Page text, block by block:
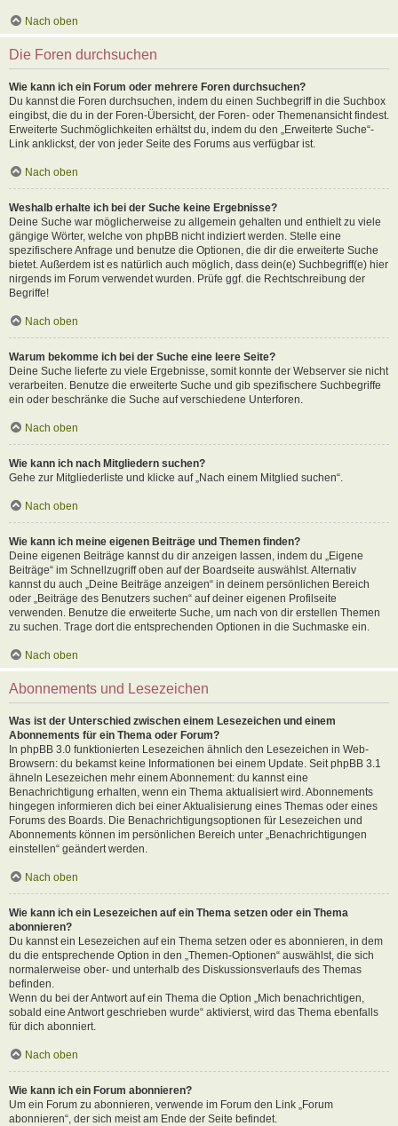
Nach oben
Die Foren durchsuchen
Wie kann ich ein Forum oder mehrere Foren durchsuchen?
Du kannst die Foren durchsuchen, indem du einen Suchbegriff in die Suchbox
eingibst, die du in der Foren-Übersicht, der Foren- oder Themenansicht findest.
Erweiterte Suchmöglichkeiten erhältst du, indem du den „Erweiterte Suche“-
Link anklickst, der von jeder Seite des Forums aus verfügbar ist.
Nach oben
Weshalb erhalte ich bei der Suche keine Ergebnisse?
Deine Suche war möglicherweise zu allgemein gehalten und enthielt zu viele
gängige Wörter, welche von phpBB nicht indiziert werden. Stelle eine
spezifischere Anfrage und benutze die Optionen, die dir die erweiterte Suche
bietet. Außerdem ist es natürlich auch möglich, dass dein(e) Suchbegriff(e) hier
nirgends im Forum verwendet wurden. Prüfe ggf. die Rechtschreibung der
Begriffe!
Nach oben
Warum bekomme ich bei der Suche eine leere Seite?
Deine Suche lieferte zu viele Ergebnisse, somit konnte der Webserver sie nicht
verarbeiten. Benutze die erweiterte Suche und gib spezifischere Suchbegriffe
ein oder beschränke die Suche auf verschiedene Unterforen.
Nach oben
Wie kann ich nach Mitgliedern suchen?
Gehe zur Mitgliederliste und klicke auf „Nach einem Mitglied suchen“.
Nach oben
Wie kann ich meine eigenen Beiträge und Themen finden?
Deine eigenen Beiträge kannst du dir anzeigen lassen, indem du „Eigene
Beiträge“ im Schnellzugriff oben auf der Boardseite auswählst. Alternativ
kannst du auch „Deine Beiträge anzeigen“ in deinem persönlichen Bereich
oder „Beiträge des Benutzers suchen“ auf deiner eigenen Profilseite
verwenden. Benutze die erweiterte Suche, um nach von dir erstellen Themen
zu suchen. Trage dort die entsprechenden Optionen in die Suchmaske ein.
Nach oben
Abonnements und Lesezeichen
Was ist der Unterschied zwischen einem Lesezeichen und einem
Abonnements für ein Thema oder Forum?
In phpBB 3.0 funktionierten Lesezeichen ähnlich den Lesezeichen in Web-
Browsern: du bekamst keine Informationen bei einem Update. Seit phpBB 3.1
ähneln Lesezeichen mehr einem Abonnement: du kannst eine
Benachrichtigung erhalten, wenn ein Thema aktualisiert wird. Abonnements
hingegen informieren dich bei einer Aktualisierung eines Themas oder eines
Forums des Boards. Die Benachrichtigungsoptionen für Lesezeichen und
Abonnements können im persönlichen Bereich unter „Benachrichtigungen
einstellen“ geändert werden.
Nach oben
Wie kann ich ein Lesezeichen auf ein Thema setzen oder ein Thema
abonnieren?
Du kannst ein Lesezeichen auf ein Thema setzen oder es abonnieren, in dem
du die entsprechende Option in den „Themen-Optionen“ auswählst, die sich
normalerweise ober- und unterhalb des Diskussionsverlaufs des Themas
befinden.
Wenn du bei der Antwort auf ein Thema die Option „Mich benachrichtigen,
sobald eine Antwort geschrieben wurde“ aktivierst, wird das Thema ebenfalls
für dich abonniert.
Nach oben
Wie kann ich ein Forum abonnieren?
Um ein Forum zu abonnieren, verwende im Forum den Link „Forum
abonnieren“, der sich meist am Ende der Seite befindet.